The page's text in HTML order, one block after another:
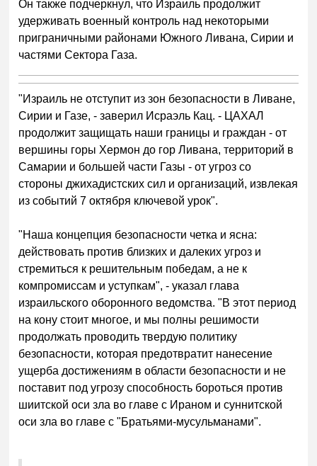
Он также подчеркнул, что Израиль продолжит
удерживать военный контроль над некоторыми
приграничными районами Южного Ливана, Сирии и
частями Сектора Газа.
"Израиль не отступит из зон безопасности в Ливане,
Сирии и Газе, - заверил Исраэль Кац. - ЦАХАЛ
продолжит защищать наши границы и граждан - от
вершины горы Хермон до гор Ливана, территорий в
Самарии и большей части Газы - от угроз со
стороны джихадистских сил и организаций, извлекая
из событий 7 октября ключевой урок".
"Наша концепция безопасности четка и ясна:
действовать против близких и далеких угроз и
стремиться к решительным победам, а не к
компромиссам и уступкам", - указал глава
израильского оборонного ведомства. "В этот период
на кону стоит многое, и мы полны решимости
продолжать проводить твердую политику
безопасности, которая предотвратит нанесение
ущерба достижениям в области безопасности и не
поставит под угрозу способность бороться против
шиитской оси зла во главе с Ираном и суннитской
оси зла во главе с "Братьями-мусульманами".